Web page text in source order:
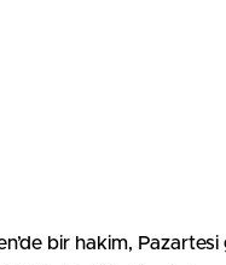
bir hakim,